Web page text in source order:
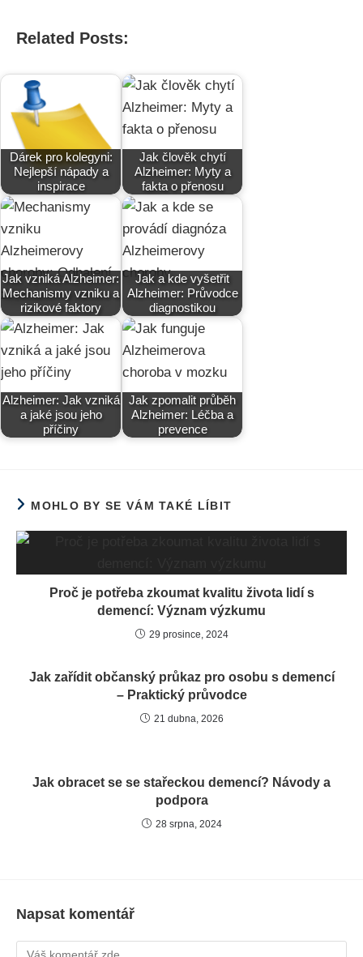
Related Posts:
Dárek pro kolegyni:
Nejlepší nápady a
inspirace
Jak člověk chytí
Alzheimer: Myty a
fakta o přenosu
Jak vzniká Alzheimer:
Mechanismy vzniku a
rizikové faktory
Jak a kde vyšetřit
Alzheimer: Průvodce
diagnostikou
Alzheimer: Jak vzniká
a jaké jsou jeho
příčiny
Jak zpomalit průběh
Alzheimer: Léčba a
prevence
MOHLO BY SE VÁM TAKÉ LÍBIT
Proč je potřeba zkoumat kvalitu života lidí s
demencí: Význam výzkumu
29 prosince, 2024
Jak zařídit občanský průkaz pro osobu s demencí
– Praktický průvodce
21 dubna, 2026
Jak obracet se se stařeckou demencí? Návody a
podpora
28 srpna, 2024
Napsat komentář